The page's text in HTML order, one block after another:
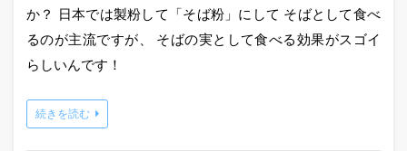
か？ 日本では製粉して「そば粉」にして そばとして食べ
るのが主流ですが、 そばの実として食べる効果がスゴイ
らしいんです！
続きを読む